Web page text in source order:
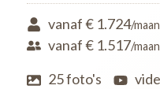
vanaf € 1.724/
vanaf € 1.517/
25 foto's